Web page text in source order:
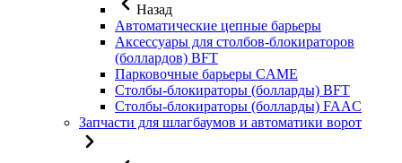
Назад
Автоматические цепные барьеры
Аксессуары для столбов-блокираторов
(боллардов) BFT
Парковочные барьеры CAME
Столбы-блокираторы (болларды) BFT
Столбы-блокираторы (болларды) FAAC
Запчасти для шлагбаумов и автоматики ворот